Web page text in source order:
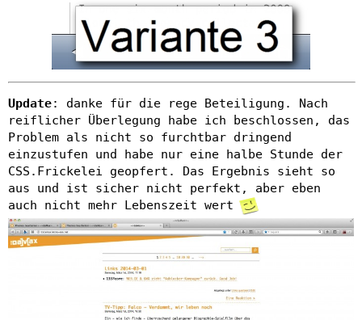
Update: danke für die rege Beteiligung. Nach
reiflicher Überlegung habe ich beschlossen, das
Problem als nicht so furchtbar dringend
einzustufen und habe nur eine halbe Stunde der
CSS.Frickelei geopfert. Das Ergebnis sieht so
aus und ist sicher nicht perfekt, aber eben
auch nicht mehr Lebenszeit wert